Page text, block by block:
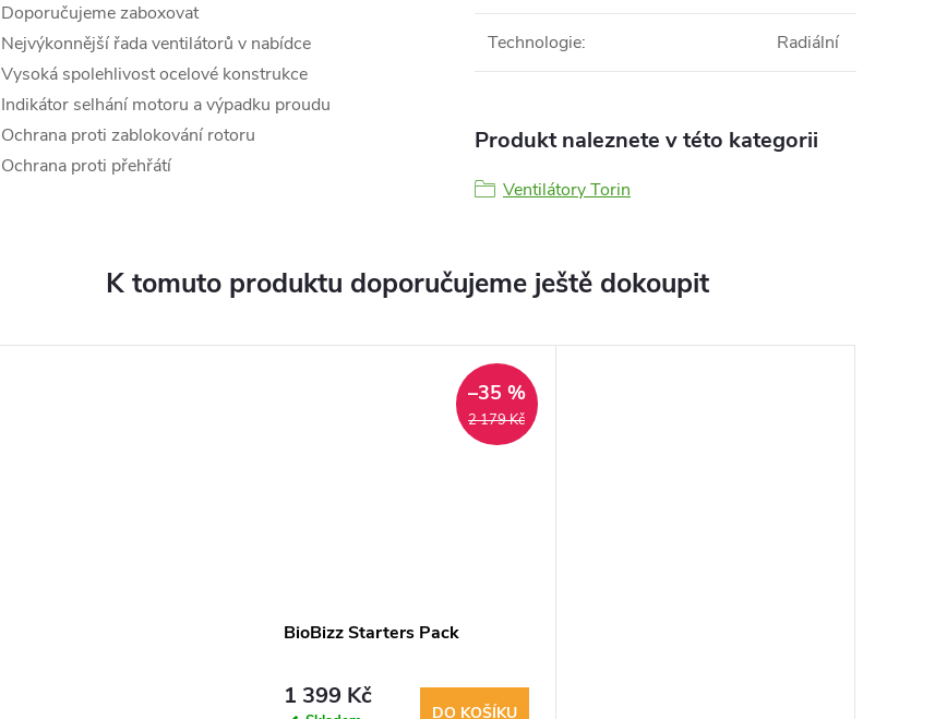
Doporučujeme zaboxovat
Nejvýkonnější řada ventilátorů v nabídce
Vysoká spolehlivost ocelové konstrukce
Indikátor selhání motoru a výpadku proudu
Ochrana proti zablokování rotoru
Ochrana proti přehřátí
Technologie: Radiální
Produkt naleznete v této kategorii
Ventilátory Torin
K tomuto produktu doporučujeme ještě dokoupit
2 179 Kč
–35 %
BioBizz Starters Pack
1 399 Kč
DO KOŠÍKU